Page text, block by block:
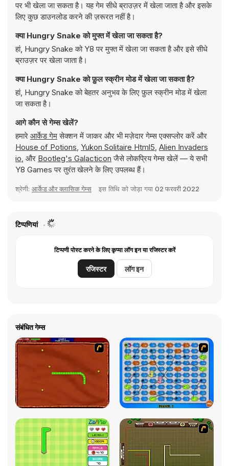
पर भी खेला जा सकता है। यह गेम सीधे ब्राउज़र में खेला जाता है और इसके
लिए कुछ डाउनलोड करने की ज़रूरत नहीं है।
क्या Hungry Snake को मुफ्त में खेला जा सकता है?
हां, Hungry Snake को Y8 पर मुफ्त में खेला जा सकता है और इसे सीधे
ब्राउज़र पर खेला जाता है।
क्या Hungry Snake को फ़ुल स्क्रीन मोड में खेला जा सकता है?
हां, Hungry Snake को बेहतर अनुभव के लिए फ़ुल स्क्रीन मोड में खेला
जा सकता है।
आगे कौन से गेम्स खेलें?
हमारे आर्केड गेमसेक्शन में जाकर और भी मज़ेदार गेम्स एक्सप्लोर करें और
House of Potions, Yukon Solitaire Html5, Alien Invaders
io, और Bootleg's Galacticon जैसे लोकप्रिय गेम्स खेलें — ये सभी
Y8 Games पर तुरंत खेलने के लिए उपलब्ध हैं।
श्रेणी: आर्केड और क्लासिक गेम्स इस तिथि को जोड़ा गया 02 फरवरी 2022
टिप्पणियां
टिप्पणी पोस्ट करने के लिए कृप्या लॉग इन या रजिस्टर करें
रजिस्टर लॉग इन
संबंधित गेम्स